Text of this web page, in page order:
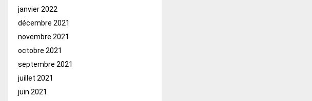
janvier 2022
décembre 2021
novembre 2021
octobre 2021
septembre 2021
juillet 2021
juin 2021